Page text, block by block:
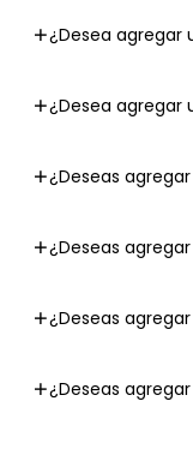
¿Desea agregar
¿Desea agregar
¿Deseas
¿Deseas
¿Deseas
¿Deseas